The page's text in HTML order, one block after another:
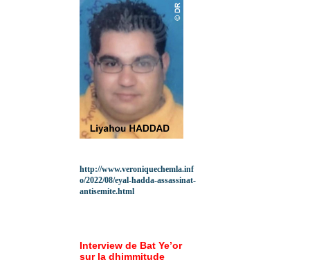
http://www.veroniquechemla.inf
o/2022/08/eyal-hadda-assassinat-
antisemite.html
Interview de Bat Ye’or
sur la dhimmitude